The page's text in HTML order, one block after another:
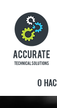
O HAC